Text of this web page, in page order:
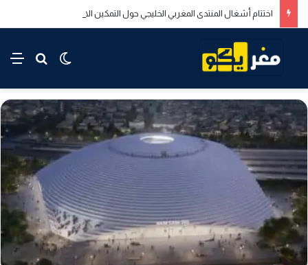
for
Switch skin